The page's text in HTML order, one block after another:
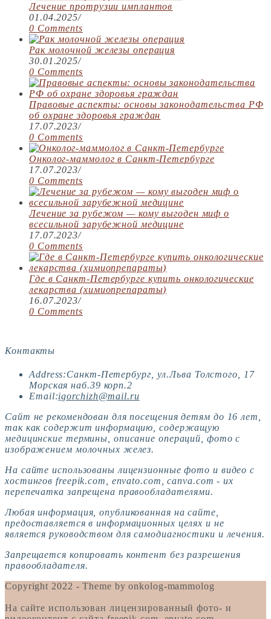
Лечение протрузии имплантов
01.04.2025/
0 Comments
Рак молочной железы операция
30.01.2025/
0 Comments
Правовые аспекты: основы законодательства РФ
об охране здоровья граждан
17.07.2023/
0 Comments
Онколог-маммолог в Санкт-Петербурге
17.07.2023/
0 Comments
Лечение за рубежом — кому выгоден миф о
всесильной зарубежной медицине
17.07.2023/
0 Comments
Где в Санкт-Петербурге купить онкологические
лекарства (химиопрепараты)
16.07.2023/
0 Comments
Контакты
Address:Санкт-Петербург, ул.Льва Толстого, 17
Морская наб.39 корп.2
Email:igorchizh@mail.ruOpens
your
application
Сайт не рекомендован для посещения детям до 16 лет,
так как содержит информацию, содержащую
медицинские термины, описание операций, фото с
изображением молочных желез.
На сайте использованы лицензионные фото и видео с
хостингов freepik.com, envato.com, canva.com - их
перепечатка запрещена правообладателями.
Любая информация, опубликованная на сайте,
предоставляется в информационных целях и не
является руководством для самодиагностики и лечения.
Запрещается копировать контент без разрешения
правообладателя.
Copyright 2022 - Theme by onkolog-mammolog
На сайте использован лицензированный фото- и